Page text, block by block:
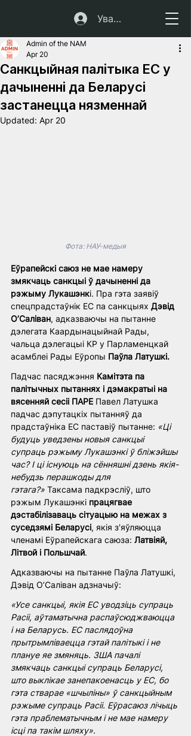
Увайсці
Санкцыйная палітыка ЕС у
дачыненні да Беларусі
застанецца нязменнай
Admin of the NAM
Apr 20
Updated: Apr 20
Фота: НАУ-медыя
Еўрапейскі саюз не мае намеру
змякчаць санкцыі ў дачыненні да
рэжыму Лукашэнкі. Пра гэта заявіў
спецпрадстаўнік ЕС па санкцыях Дэвід
О’Саліван, адказваючы на пытанне
дэлегата Каардынацыйнай Рады,
чальца дэлегацыі КР у Парламенцкай
асамблеі Рады Еўропы Паўла Латушкі.
Падчас пасяджэння Камітэта па
палітычных пытаннях і дэмакратыі на
вясенняй сесіі ПАРЕ Павел Латушка
падчас дэпутацкіх пытанняў да
прадстаўніка ЕС паставіў пытанне: «Ці
будуць уведзены новыя санкцыі
супраць рэжыму Лукашэнкі ў бліжэйшы
час? І ці існуюць на сённяшні дзень якія-
небудзь перашкоды для
гэтага?» Таксама падкрэсліў, што
рэжым Лукашэнкі працягвае
дэстабілізаваць сітуацыю на межах з
суседзямі Беларусі, якія з'яўляюцца
членамі Еўрапейскага саюза: Латвіяй,
Літвой і Польшчай.
Адказваючы на пытанне Паўла Латушкі,
Дэвід О’Саліван адзначыў:
«Усе санкцыі, якія ЕС уводзіць супраць
Расіі, аўтаматычна распаўсюджваюцца
і на Беларусь. ЕС паслядоўна
прытрымліваецца гэтай палітыкі і не
плануе яе змяняць. ЗША пачалі
змякчаць санкцыі супраць Беларусі,
што выклікае занепакоенасць у ЕС, бо
гэта стварае «шчыліны» ў санкцыйным
рэжыме супраць Расіі. Еўрасаюз лічыць
гэта праблематычным і не мае намеру
ісці па такім шляху».